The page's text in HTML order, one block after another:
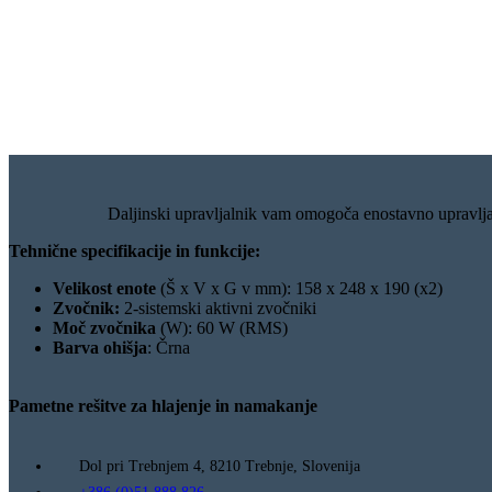
Daljinski upravljalnik vam omogoča enostavno
Tehnične specifikacije in funkcije:
Velikost enote (Š x V x G v mm): 158 x 248 x 190 (x2)
Zvočnik: 2-sistemski aktivni zvočniki
Moč zvočnika (W): 60 W (RMS)
Barva ohišja: Črna
Pametne rešitve za hlajenje in namakanje
Dol pri Trebnjem 4, 8210 Trebnje, Slovenija